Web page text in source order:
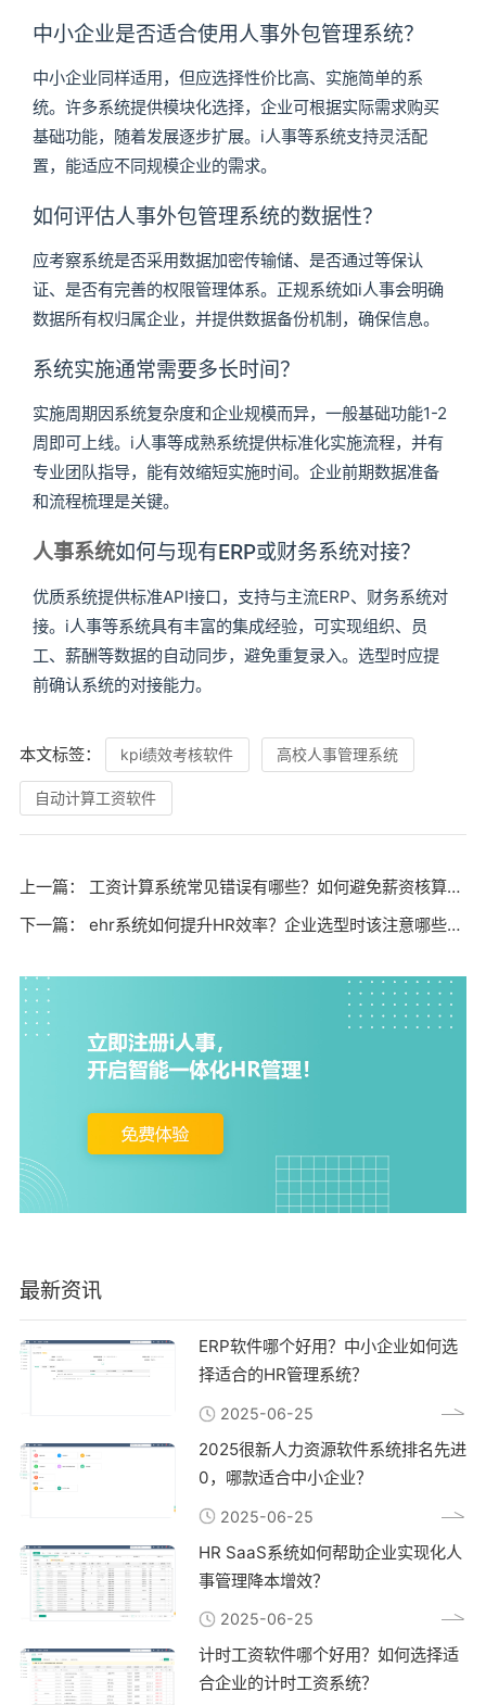
中小企业是否适合使用人事外包管理系统？
中小企业同样适用，但应选择性价比高、实施简单的系
统。许多系统提供模块化选择，企业可根据实际需求购买
基础功能，随着发展逐步扩展。i人事等系统支持灵活配
置，能适应不同规模企业的需求。
如何评估人事外包管理系统的数据性？
应考察系统是否采用数据加密传输储、是否通过等保认
证、是否有完善的权限管理体系。正规系统如i人事会明确
数据所有权归属企业，并提供数据备份机制，确保信息。
系统实施通常需要多长时间？
实施周期因系统复杂度和企业规模而异，一般基础功能1-2
周即可上线。i人事等成熟系统提供标准化实施流程，并有
专业团队指导，能有效缩短实施时间。企业前期数据准备
和流程梳理是关键。
人事系统如何与现有ERP或财务系统对接？
优质系统提供标准API接口，支持与主流ERP、财务系统对
接。i人事等系统具有丰富的集成经验，可实现组织、员
工、薪酬等数据的自动同步，避免重复录入。选型时应提
前确认系统的对接能力。
本文标签： kpi绩效考核软件 高校人事管理系统
自动计算工资软件
上一篇： 工资计算系统常见错误有哪些？如何避免薪资核算失误？
下一篇： ehr系统如何提升HR效率？企业选型时该注意哪些关键点？
最新资讯
ERP软件哪个好用？中小企业如何选
择适合的HR管理系统？
2025-06-25
2025很新人力资源软件系统排名先进
0，哪款适合中小企业？
2025-06-25
HR SaaS系统如何帮助企业实现化人
事管理降本增效？
2025-06-25
计时工资软件哪个好用？如何选择适
合企业的计时工资系统？